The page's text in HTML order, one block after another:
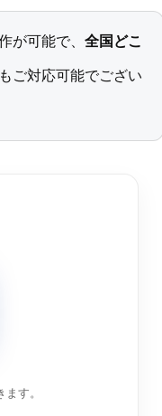
が可能で、 全国どこ
ご対応可能でござい
す。